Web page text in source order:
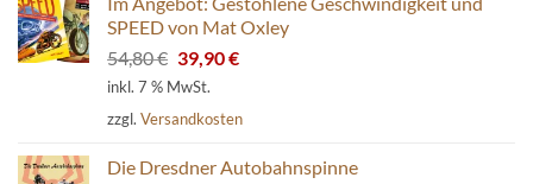
SPEED von Mat Oxley
54,80€ Ursprünglicher
Preis
54,80 €
39,90€Aktueller
39,90 €.
inkl. 7 % MwSt.
zzgl. Versandkosten
Die Dresdner Autobahnspinne